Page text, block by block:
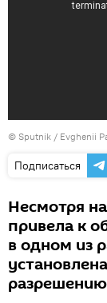
© Sputnik / Evghenii
Подписаться
Несмотря
привела к
в одном из